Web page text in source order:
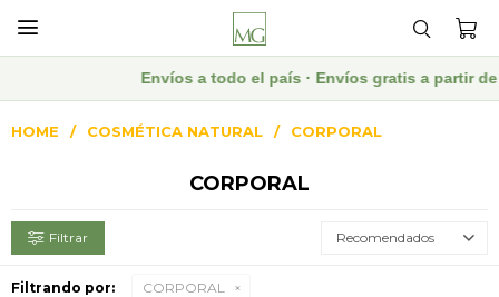

Envíos a todo el país · Envíos gratis a partir
HOME COSMÉTICA NATURAL CORPORAL
CORPORAL
Recomendados
Filtrando por:
CORPORAL